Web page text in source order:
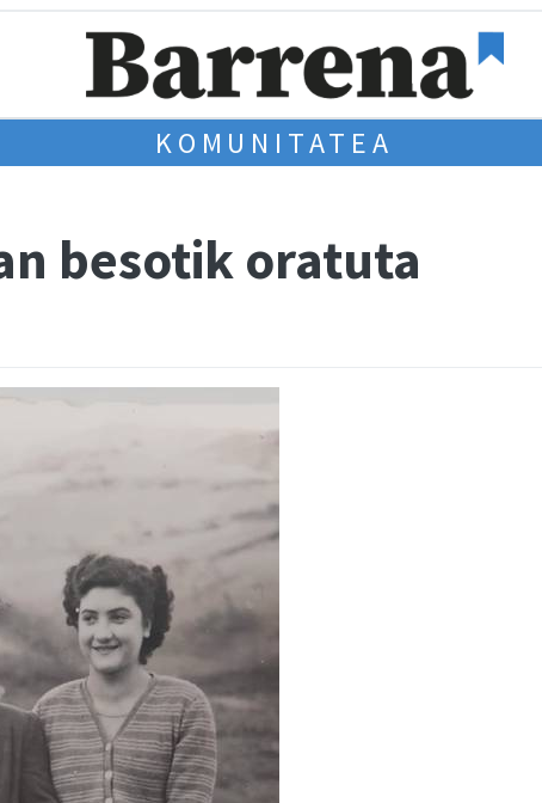
KOMUNITATEA
besotik oratuta